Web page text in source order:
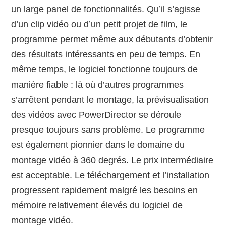
un large panel de fonctionnalités. Qu’il s’agisse
d’un clip vidéo ou d’un petit projet de film, le
programme permet même aux débutants d’obtenir
des résultats intéressants en peu de temps. En
même temps, le logiciel fonctionne toujours de
manière fiable : là où d’autres programmes
s’arrêtent pendant le montage, la prévisualisation
des vidéos avec PowerDirector se déroule
presque toujours sans problème. Le programme
est également pionnier dans le domaine du
montage vidéo à 360 degrés. Le prix intermédiaire
est acceptable. Le téléchargement et l’installation
progressent rapidement malgré les besoins en
mémoire relativement élevés du logiciel de
montage vidéo.